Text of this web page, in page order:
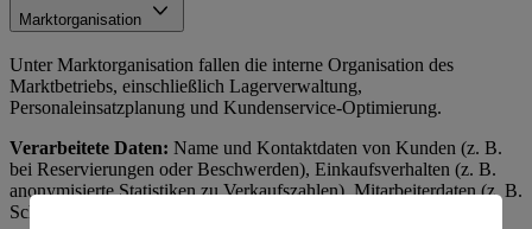
Marktorganisation
Unter Marktorganisation fallen die interne Organisation des
Marktbetriebs, einschließlich Lagerverwaltung,
Personaleinsatzplanung und Kundenservice-Optimierung.
Verarbeitete Daten: Name und Kontaktdaten von Kunden (z. B.
bei Reservierungen oder Beschwerden), Einkaufsverhalten (z. B.
anonymisierte Statistiken zu Verkaufszahlen), Mitarbeiterdaten (z. B.
Schichtpläne).